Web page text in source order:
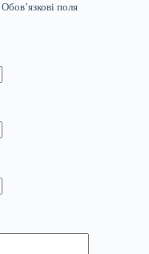
Обов’язкові поля